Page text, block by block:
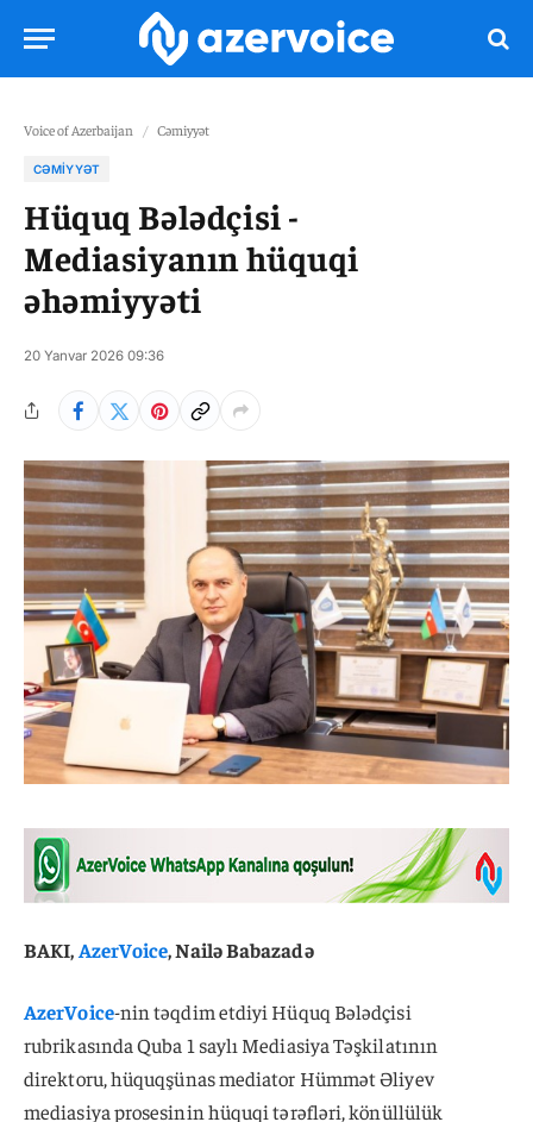
Voice of Azerbaijan / Cəmiyyət
CƏMIYYƏT
Hüquq Bələdçisi -
Mediasiyanın hüquqi
əhəmiyyəti
20 Yanvar 2026 09:36
BAKI,AzerVoice, Nailə Babazadə
AzerVoice-nin təqdim etdiyi Hüquq Bələdçisi
rubrikasında Quba 1 saylı Mediasiya Təşkilatının
direktoru, hüquqşünas mediator Hümmət Əliyev
mediasiya prosesinin hüquqi tərəfləri, könüllülük